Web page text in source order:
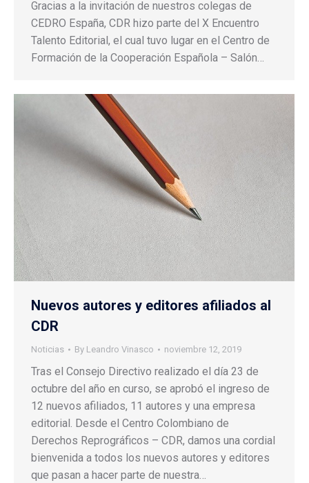
Gracias a la invitación de nuestros colegas de
CEDRO España, CDR hizo parte del X Encuentro
Talento Editorial, el cual tuvo lugar en el Centro de
Formación de la Cooperación Española – Salón…
Nuevos autores y editores afiliados al
CDR
Noticias By Leandro Vinasco noviembre 12, 2019
Tras el Consejo Directivo realizado el día 23 de
octubre del año en curso, se aprobó el ingreso de
12 nuevos afiliados, 11 autores y una empresa
editorial. Desde el Centro Colombiano de
Derechos Reprográficos – CDR, damos una cordial
bienvenida a todos los nuevos autores y editores
que pasan a hacer parte de nuestra…